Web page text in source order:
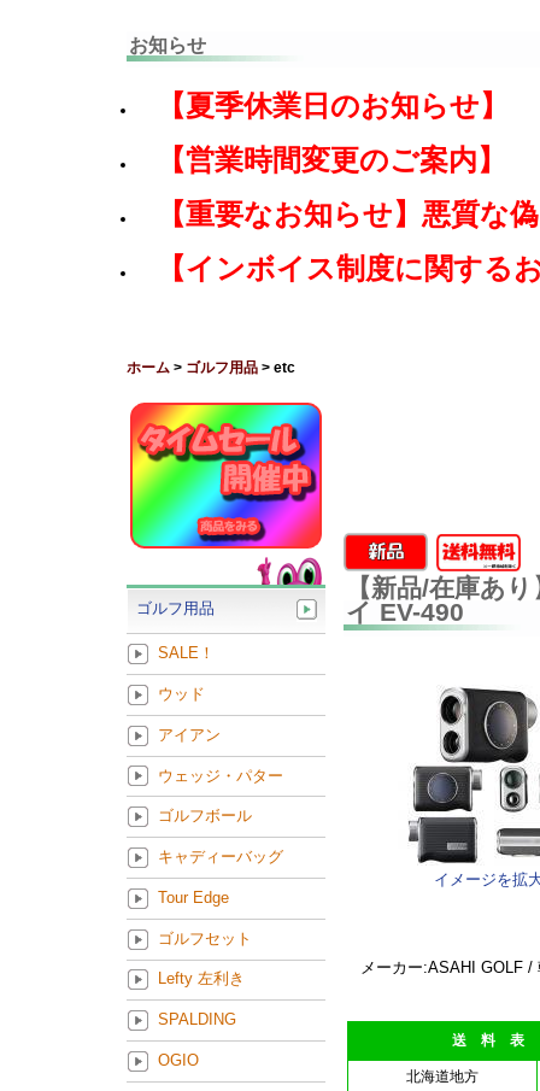
お知らせ
【夏季休業日のお知らせ】
【営業時間変更のご案内】
【重要なお知らせ】悪質な
【インボイス制度に関する
ホーム > ゴルフ用品 > etc
【新品/在庫あ
イ EV-490
イメージを拡
メーカー:ASAHI GOLF /
送 料 表
北海道地方
ゴルフ用品
SALE！
ウッド
アイアン
ウェッジ・パター
ゴルフボール
キャディーバッグ
Tour Edge
ゴルフセット
Lefty 左利き
SPALDING
OGIO